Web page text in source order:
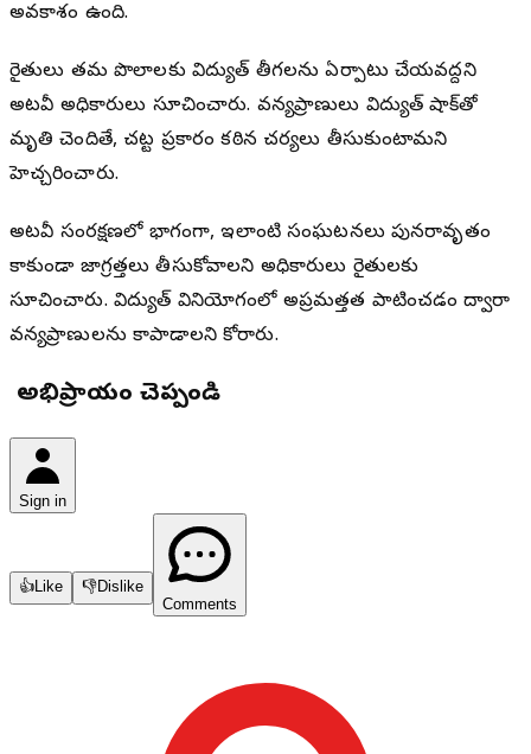
అవకాశం ఉంది.
రైతులు తమ పొలాలకు విద్యుత్ తీగలను ఏర్పాటు చేయవద్దని
అటవీ అధికారులు సూచించారు. వన్యప్రాణులు విద్యుత్ షాక్‌తో
మృతి చెందితే, చట్ట ప్రకారం కఠిన చర్యలు తీసుకుంటామని
హెచ్చరించారు.
అటవీ సంరక్షణలో భాగంగా, ఇలాంటి సంఘటనలు పునరావృతం
కాకుండా జాగ్రత్తలు తీసుకోవాలని అధికారులు రైతులకు
సూచించారు. విద్యుత్ వినియోగంలో అప్రమత్తత పాటించడం ద్వారా
వన్యప్రాణులను కాపాడాలని కోరారు.
మీ అభిప్రాయం చెప్పండి
Sign in
👍Like 👎Dislike
Comments